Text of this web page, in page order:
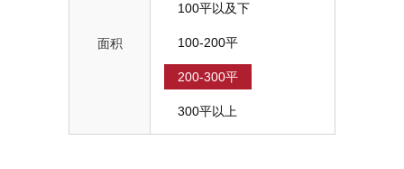
面积
100平以及下
100-200平
200-300平
300平以上